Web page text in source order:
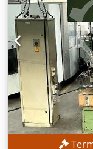
Aozrmncoftjrf
de ejes: 3